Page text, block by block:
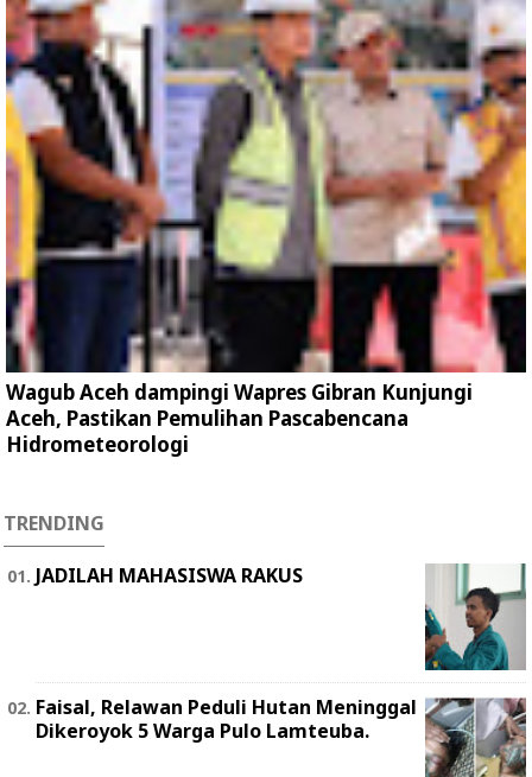
Wagub Aceh dampingi Wapres Gibran Kunjungi
Aceh, Pastikan Pemulihan Pascabencana
Hidrometeorologi
TRENDING
JADILAH MAHASISWA RAKUS
Faisal, Relawan Peduli Hutan Meninggal
Dikeroyok 5 Warga Pulo Lamteuba.